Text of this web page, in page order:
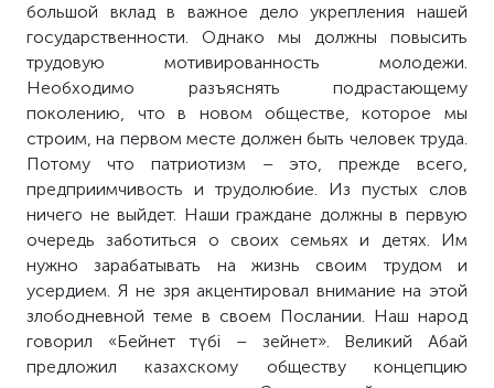
большой вклад в важное дело укрепления нашей
государственности. Однако мы должны повысить
трудовую мотивированность молодежи.
Необходимо разъяснять подрастающему
поколению, что в новом обществе, которое мы
строим, на первом месте должен быть человек труда.
Потому что патриотизм – это, прежде всего,
предприимчивость и трудолюбие. Из пустых слов
ничего не выйдет. Наши граждане должны в первую
очередь заботиться о своих семьях и детях. Им
нужно зарабатывать на жизнь своим трудом и
усердием. Я не зря акцентировал внимание на этой
злободневной теме в своем Послании. Наш народ
говорил «Бейнет түбі – зейнет». Великий Абай
предложил казахскому обществу концепцию